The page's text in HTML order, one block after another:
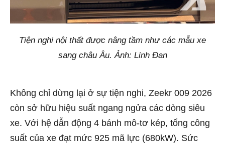
Tiện nghi nội thất được nâng tầm như các mẫu xe
sang châu Âu. Ảnh: Linh Đan
Không chỉ dừng lại ở sự tiện nghi, Zeekr 009 2026
còn sở hữu hiệu suất ngang ngửa các dòng siêu
xe. Với hệ dẫn động 4 bánh mô-tơ kép, tổng công
suất của xe đạt mức 925 mã lực (680kW). Sức